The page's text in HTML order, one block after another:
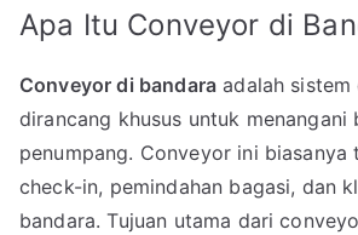
Apa Itu Conveyor di
Conveyor di bandara adalah
dirancang khusus untuk menangani
penumpang. Conveyor ini biasanya
check-in, pemindahan bagasi, dan
bandara. Tujuan utama dari